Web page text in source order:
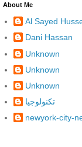
About Me
Al Sayed
Dani Hassan
Unknown
Unknown
Unknown
تكنولوجيا
newyork-city-